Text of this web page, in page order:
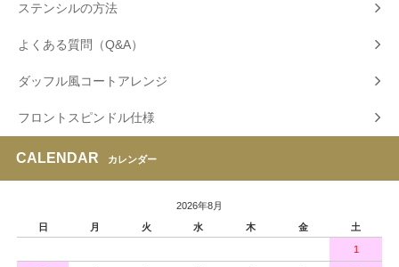
ステンシルの方法
よくある質問（Q&A）
ダッフル風コートアレンジ
フロントスピンドル仕様
CALENDAR カレンダー
2026年8月
日
月 火 水 木 金 土
1